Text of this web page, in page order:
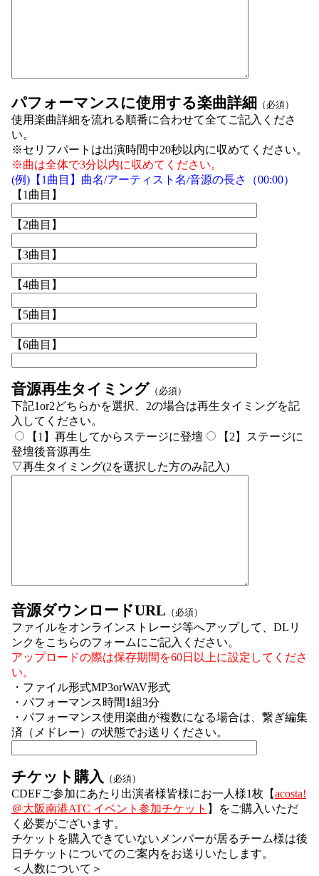
パフォーマンスに使用する楽曲詳細 （必須）
使用楽曲詳細を流れる順番に合わせて全てご記入くださ
い。
※セリフパートは出演時間中20秒以内に収めてください。
※曲は全体で3分以内に収めてください。
(例)【1曲目】曲名/アーティスト名/音源の長さ（00:00）
【1曲目】
【2曲目】
【3曲目】
【4曲目】
【5曲目】
【6曲目】
音源再生タイミング （必須）
下記1or2どちらかを選択、2の場合は再生タイミングを記
入してください。
【1】再生してからステージに登壇
【2】ステージに
登壇後音源再生
▽再生タイミング(2を選択した方のみ記入)
音源ダウンロードURL （必須）
ファイルをオンラインストレージ等へアップして、DLリ
ンクをこちらのフォームにご記入ください。
アップロードの際は保存期間を60日以上に設定してくださ
い。
・ファイル形式MP3orWAV形式
・パフォーマンス時間1組3分
・パフォーマンス使用楽曲が複数になる場合は、繋ぎ編集
済（メドレー）の状態でお送りください。
チケット購入 （必須）
CDEFご参加にあたり出演者様皆様にお一人様1枚【acosta!
＠大阪南港ATC イベント参加チケット 】をご購入いただ
く必要がございます。
チケットを購入できていないメンバーが居るチーム様は後
日チケットについてのご案内をお送りいたします。
＜人数について＞